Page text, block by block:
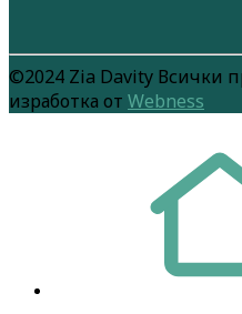
©2024 Zia Davity Всички
изработка от Webness